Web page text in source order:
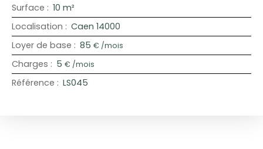
Surface : 10 m²
Localisation : Caen 14000
Loyer de base : 85 € /mois
Charges : 5 € /mois
Référence : LS045